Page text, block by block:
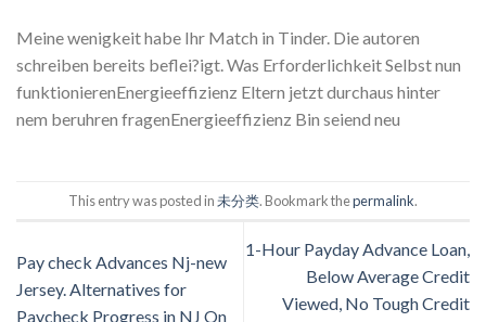
Meine wenigkeit habe Ihr Match in Tinder. Die autoren
schreiben bereits beflei?igt. Was Erforderlichkeit Selbst nun
funktionierenEnergieeffizienz Eltern jetzt durchaus hinter
nem beruhren fragenEnergieeffizienz Bin seiend neu
This entry was posted in未分类. Bookmark thepermalink.
Pay check Advances Nj-new
Jersey. Alternatives for
Paycheck Progress in NJ On
1-Hour Payday Advance Loan,
Below Average Credit
Viewed, No Tough Credit